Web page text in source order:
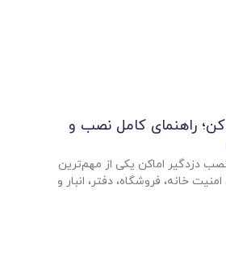
راهنمای کامل نصب و
دزدگیر اماکن یکی از مهم‌ترین
خانه، فروشگاه، دفتر، انبار و